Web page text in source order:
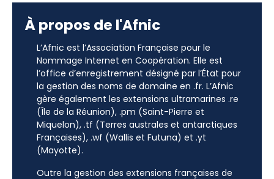
À propos de l'Afnic
L’Afnic est l’Association Française pour le
Nommage Internet en Coopération. Elle est
l’office d’enregistrement désigné par l’État pour
la gestion des noms de domaine en .fr. L’Afnic
gère également les extensions ultramarines .re
(Île de la Réunion), .pm (Saint-Pierre et
Miquelon), .tf (Terres australes et antarctiques
Françaises), .wf (Wallis et Futuna) et .yt
(Mayotte).
Outre la gestion des extensions françaises de